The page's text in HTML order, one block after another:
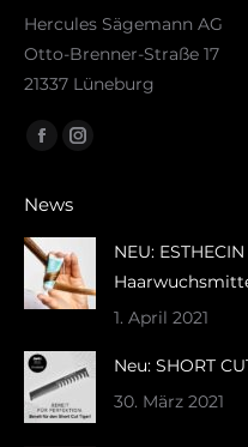
Hercules Sägemann AG
Otto-Brenner-Straße 17
21337 Lüneburg
Finden Sie uns auf:
Facebook
opens
in
new
window
Instagram
in
new
window
News
NEU:
1. April 2021
Neu: SHORT
30. März 2021